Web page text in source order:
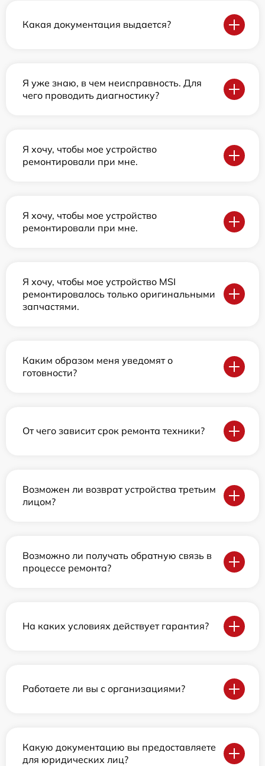
Какая документация выдается?
Я уже знаю, в чем неисправность. Для
чего проводить диагностику?
Я хочу, чтобы мое устройство
ремонтировали при мне.
Я хочу, чтобы мое устройство
ремонтировали при мне.
Я хочу, чтобы мое устройство MSI
ремонтировалось только оригинальными
запчастями.
Каким образом меня уведомят о
готовности?
От чего зависит срок ремонта техники?
Возможен ли возврат устройства третьим
лицом?
Возможно ли получать обратную связь в
процессе ремонта?
На каких условиях действует гарантия?
Работаете ли вы с организациями?
Какую документацию вы предоставляете
для юридических лиц?